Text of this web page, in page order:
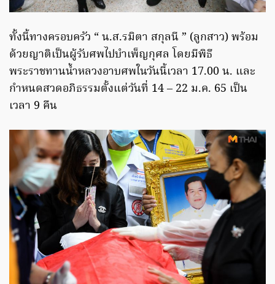
ทั้งนี้ทางครอบครัว “ น.ส.รมิตา สกุลนี ” (ลูกสาว) พร้อม
ด้วยญาติเป็นผู้รับศพไปบำเพ็ญกุศล โดยมีพิธี
พระราชทานน้ำหลวงอาบศพในวันนี้เวลา 17.00 น. และ
กำหนดสวดอภิธรรมตั้งแต่วันที่ 14 – 22 ม.ค. 65 เป็น
เวลา 9 คืน